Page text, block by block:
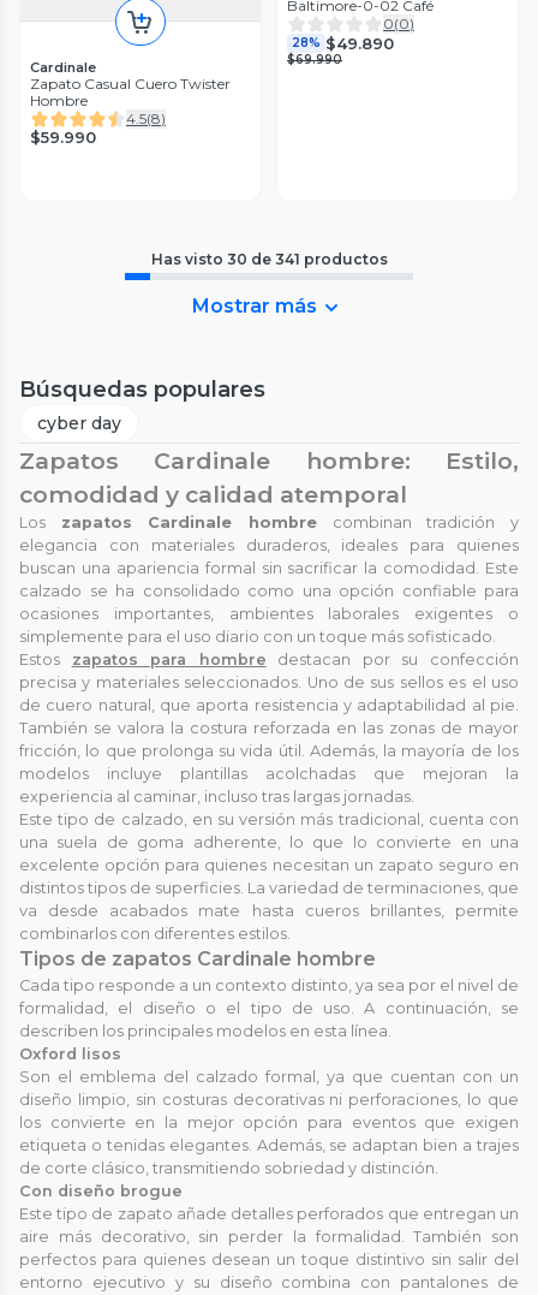
Cardinale
Zapato Casual Cuero Twister
Hombre
4.5(8)
$59.990
Baltimore-0-02 Café
0(0)
28% $49.890
$69.990
Has visto 30 de 341 productos
Mostrar más
Búsquedas populares
cyber day
Zapatos Cardinale hombre: Estilo,
comodidad y calidad atemporal
Los zapatos Cardinale hombre combinan tradición y
elegancia con materiales duraderos, ideales para quienes
buscan una apariencia formal sin sacrificar la comodidad. Este
calzado se ha consolidado como una opción confiable para
ocasiones importantes, ambientes laborales exigentes o
simplemente para el uso diario con un toque más sofisticado.
Estos zapatos para hombre destacan por su confección
precisa y materiales seleccionados. Uno de sus sellos es el uso
de cuero natural, que aporta resistencia y adaptabilidad al pie.
También se valora la costura reforzada en las zonas de mayor
fricción, lo que prolonga su vida útil. Además, la mayoría de los
modelos incluye plantillas acolchadas que mejoran la
experiencia al caminar, incluso tras largas jornadas.
Este tipo de calzado, en su versión más tradicional, cuenta con
una suela de goma adherente, lo que lo convierte en una
excelente opción para quienes necesitan un zapato seguro en
distintos tipos de superficies. La variedad de terminaciones, que
va desde acabados mate hasta cueros brillantes, permite
combinarlos con diferentes estilos.
Tipos de zapatos Cardinale hombre
Cada tipo responde a un contexto distinto, ya sea por el nivel de
formalidad, el diseño o el tipo de uso. A continuación, se
describen los principales modelos en esta línea.
Oxford lisos
Son el emblema del calzado formal, ya que cuentan con un
diseño limpio, sin costuras decorativas ni perforaciones, lo que
los convierte en la mejor opción para eventos que exigen
etiqueta o tenidas elegantes. Además, se adaptan bien a trajes
de corte clásico, transmitiendo sobriedad y distinción.
Con diseño brogue
Este tipo de zapato añade detalles perforados que entregan un
aire más decorativo, sin perder la formalidad. También son
perfectos para quienes desean un toque distintivo sin salir del
entorno ejecutivo y su diseño combina con pantalones de